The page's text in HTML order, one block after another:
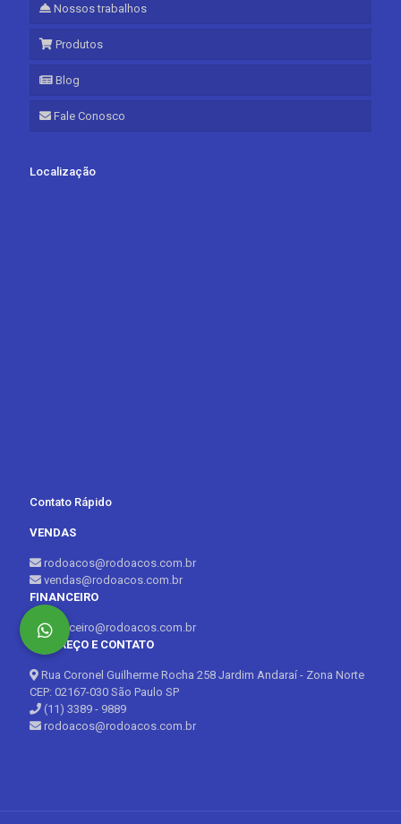
Nossos trabalhos
Produtos
Blog
Fale Conosco
Localização
Contato Rápido
VENDAS
rodoacos@rodoacos.com.br
vendas@rodoacos.com.br
FINANCEIRO
financeiro@rodoacos.com.br
ENDEREÇO E CONTATO
Rua Coronel Guilherme Rocha 258 Jardim Andaraí - Zona Norte
CEP: 02167-030 São Paulo SP
(11) 3389 - 9889
rodoacos@rodoacos.com.br